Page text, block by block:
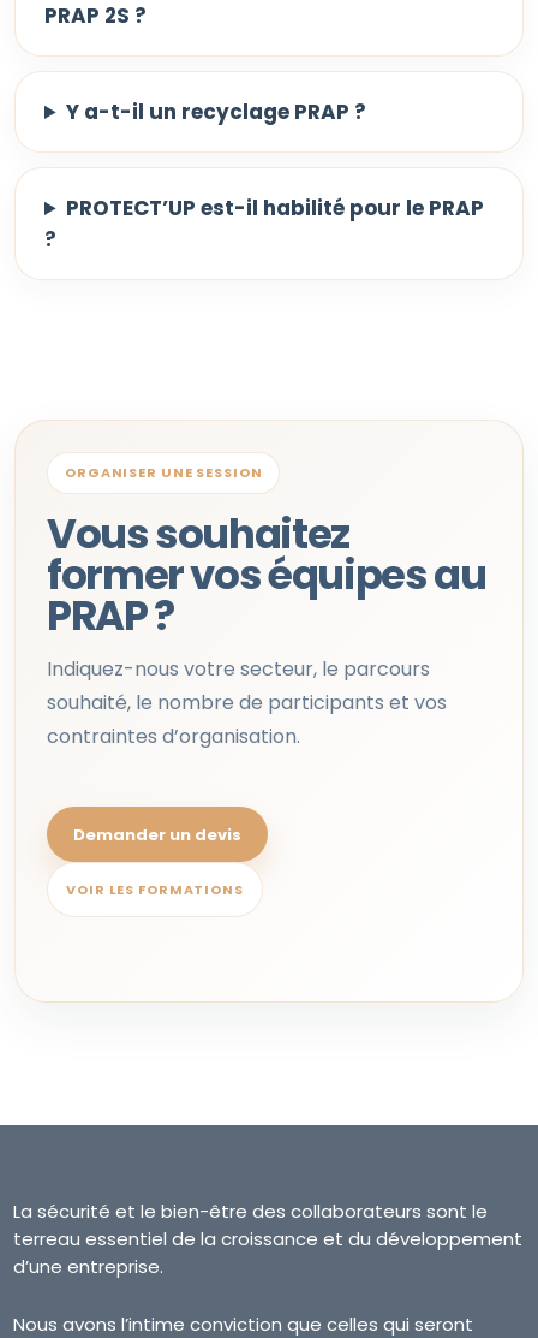
PRAP 2S ?
Y a-t-il un recyclage PRAP ?
PROTECT’UP est-il habilité pour le PRAP
?
ORGANISER UNE SESSION
Vous souhaitez
former vos équipes au
PRAP ?
Indiquez-nous votre secteur, le parcours
souhaité, le nombre de participants et vos
contraintes d’organisation.
Demander un devis
VOIR LES FORMATIONS
La sécurité et le bien-être des collaborateurs sont le
terreau essentiel de la croissance et du développement
d’une entreprise.
Nous avons l’intime conviction que celles qui seront